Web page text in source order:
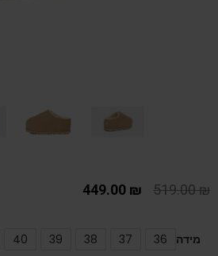
519.00₪
449.00 ₪
מידה 36
37
38
39
40